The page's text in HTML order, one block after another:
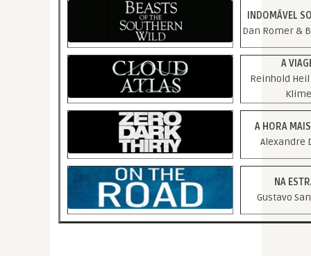
INDOMÁVEL
Dan Romer &
A
Reinhold
A HORA
Alexandre
NA
Gustavo